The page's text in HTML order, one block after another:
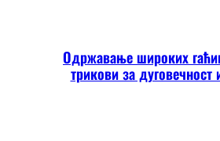
Одржавање широких
трикови за дуговечност